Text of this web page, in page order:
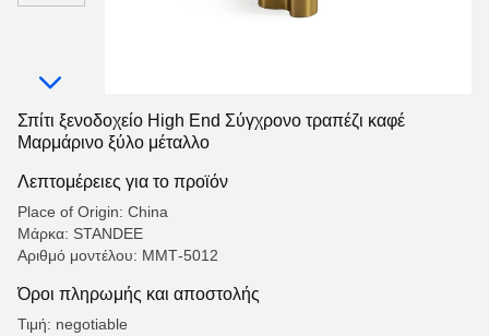
Σπίτι ξενοδοχείο High End Σύγχρονο τραπέζι καφέ
Μαρμάρινο ξύλο μέταλλο
Λεπτομέρειες για το προϊόν
Place of Origin: China
Μάρκα: STANDEE
Αριθμό μοντέλου: ΜΜΤ-5012
Όροι πληρωμής και αποστολής
Τιμή: negotiable